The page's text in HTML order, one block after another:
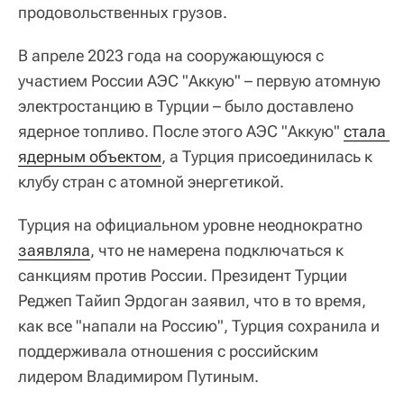
продовольственных грузов.
В апреле 2023 года на сооружающуюся с
участием России АЭС "Аккую" – первую атомную
электростанцию в Турции – было доставлено
ядерное топливо. После этого АЭС "Аккую" стала
ядерным объектом, а Турция присоединилась к
клубу стран с атомной энергетикой.
Турция на официальном уровне неоднократно
заявляла, что не намерена подключаться к
санкциям против России. Президент Турции
Реджеп Тайип Эрдоган заявил, что в то время,
как все "напали на Россию", Турция сохранила и
поддерживала отношения с российским
лидером Владимиром Путиным.